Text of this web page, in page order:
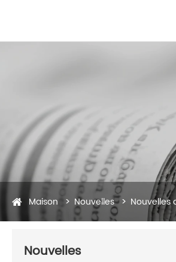
Maison Nouvelles Nouvelles
Nouvelles